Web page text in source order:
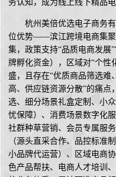
务认知，成为线上线下精品
杭州美倍优选电子商务
位优势——滨江跨境电商集聚
集，政策支持“品质电商发展
牌孵化资金），区域对“个性
盛，且存在“优质商品筛选难
高、供应链资源分散”的痛点
选、细分场景礼盒定制、小
忧保障）、消费场景数字化
社群种草营销、会员专属服
（源头直采合作、品控标准
小品牌代运营）、区域电商
色产品帮扶、电商人才培训